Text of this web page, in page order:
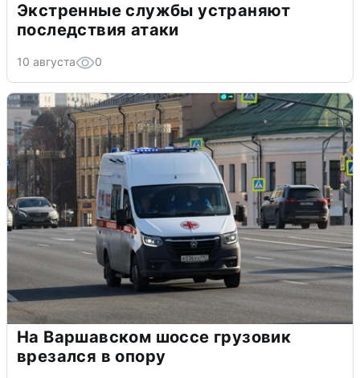
Экстренные службы устраняют
последствия атаки
10 августа 0
На Варшавском шоссе грузовик
врезался в опору